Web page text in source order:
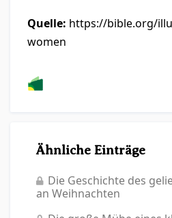
Quelle: https://bible.org/
women
Ähnliche Einträge
Die Geschichte des
an Weihnachten